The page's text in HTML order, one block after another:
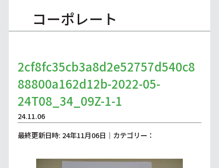
コーポレート
2cf8fc35cb3a8d2e52757d540c8
88800a162d12b-2022-05-
24T08_34_09Z-1-1
24.11.06
最終更新日時: 24年11月06日｜カテゴリー：